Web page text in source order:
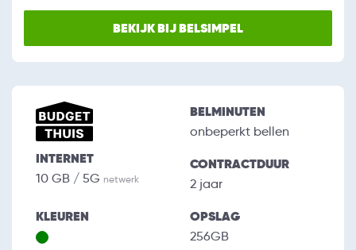
BEKIJK BIJ BELSIMPEL
INTERNET
10 GB / 5G netwerk
BELMINUTEN
onbeperkt bellen
CONTRACTDUUR
2 jaar
KLEUREN OPSLAG
256GB